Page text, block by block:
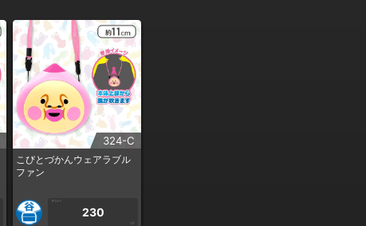
324-C
こびとづかんウェアラブル
ファン
1PLAY
230
CP